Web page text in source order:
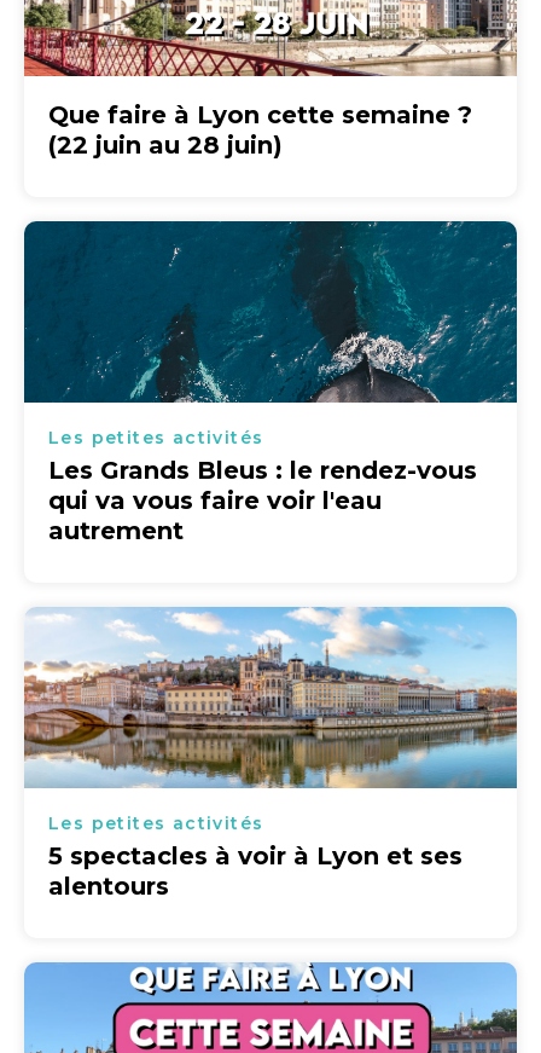
Que faire à Lyon cette semaine ?
(22 juin au 28 juin)
Les petites activités
Les Grands Bleus : le rendez-vous
qui va vous faire voir l'eau
autrement
Les petites activités
5 spectacles à voir à Lyon et ses
alentours